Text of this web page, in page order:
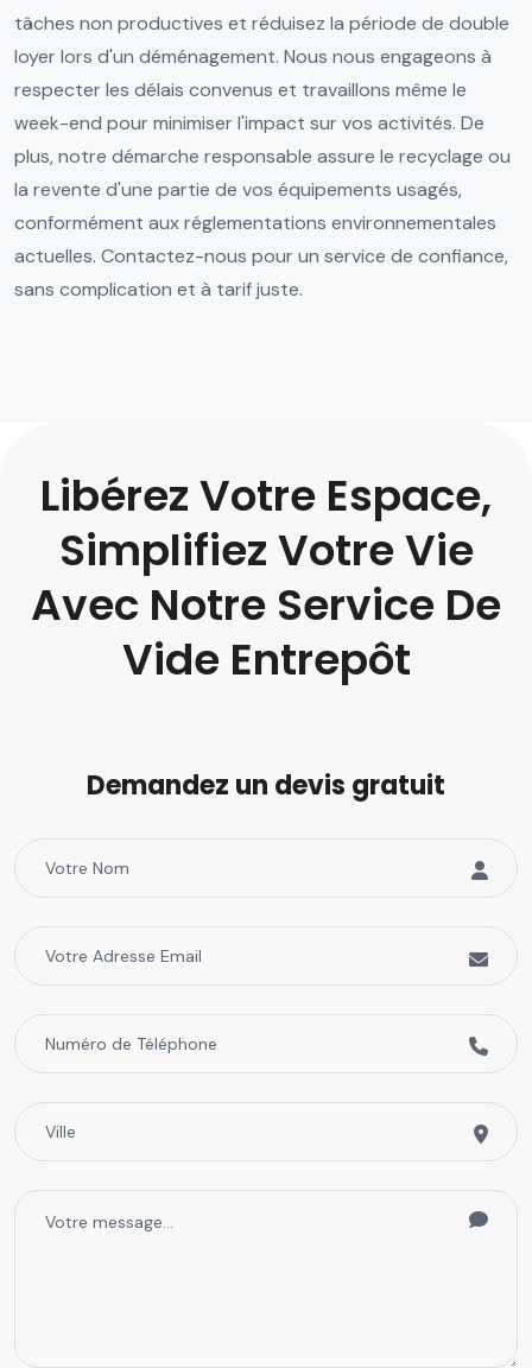
tâches non productives et réduisez la période de double
loyer lors d'un déménagement. Nous nous engageons à
respecter les délais convenus et travaillons même le
week-end pour minimiser l'impact sur vos activités. De
plus, notre démarche responsable assure le recyclage ou
la revente d'une partie de vos équipements usagés,
conformément aux réglementations environnementales
actuelles. Contactez-nous pour un service de confiance,
sans complication et à tarif juste.
Libérez Votre Espace,
Simplifiez Votre Vie
Avec Notre Service De
Vide Entrepôt
Demandez un devis gratuit